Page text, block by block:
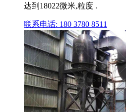
达到18022微米,粒度 .
联系电话: 180 3780 8511